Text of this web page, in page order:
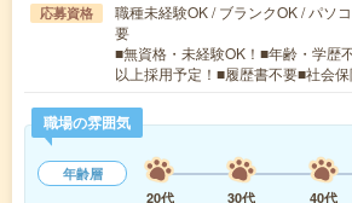
応募資格
職種未経験OK / ブランクOK / パソ
要
■無資格・未経験OK！■年齢・学歴
以上採用予定！■履歴書不要■社会
職場の雰囲気
年齢層
20代
30代 40代